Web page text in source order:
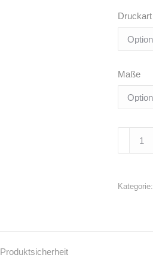
Druckart
Maße
Kategorie:
Produktsicherheit